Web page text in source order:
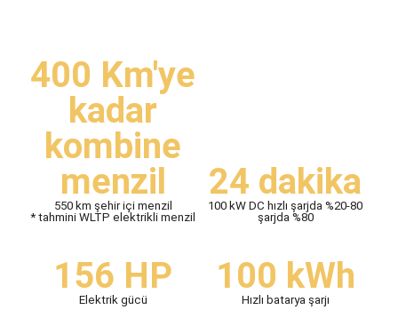
400 Km'ye
kadar
kombine
menzil
550 km şehir içi menzil
* tahmini WLTP elektrikli menzil​
24 dakika
100 kW DC hızlı şarjda %20-80
şarjda %80
156 HP
Elektrik gücü
100 kWh
Hızlı batarya şarjı